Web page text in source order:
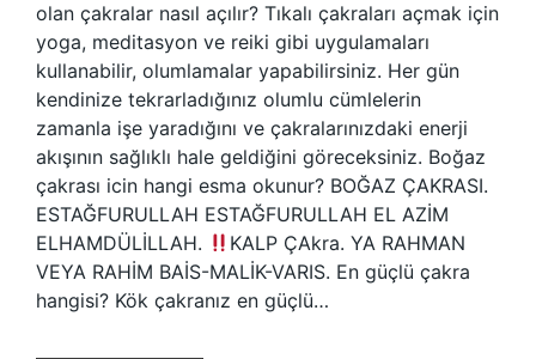
olan çakralar nasıl açılır? Tıkalı çakraları açmak için
yoga, meditasyon ve reiki gibi uygulamaları
kullanabilir, olumlamalar yapabilirsiniz. Her gün
kendinize tekrarladığınız olumlu cümlelerin
zamanla işe yaradığını ve çakralarınızdaki enerji
akışının sağlıklı hale geldiğini göreceksiniz. Boğaz
çakrası icin hangi esma okunur? BOĞAZ ÇAKRASI.
ESTAĞFURULLAH ESTAĞFURULLAH EL AZİM
ELHAMDÜLİLLAH.
KALP ÇAkra. YA RAHMAN
VEYA RAHİM BAİS-MALİK-VARIS. En güçlü çakra
hangisi? Kök çakranız en güçlü…